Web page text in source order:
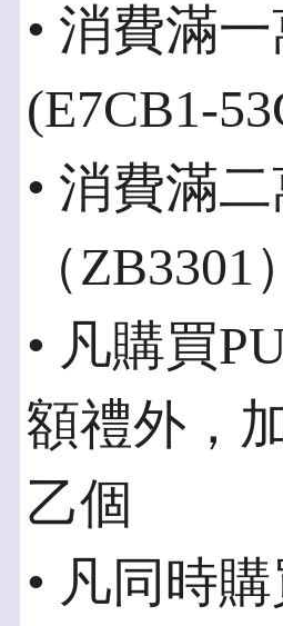
• 消費滿
(E7CB1-
• 消費滿
（ZB3301）
• 凡購買
額禮外，
乙個
• 凡同時